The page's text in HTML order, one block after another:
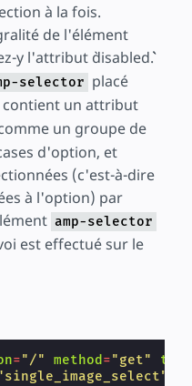
à la fois.
de l'élément
y l'attribut `disabled```.
selector placé
contient un attribut
un groupe de
d'option, et
(c'est-à-dire
à l'option) par
amp-selector
est effectué sur le
="/" method ="get"